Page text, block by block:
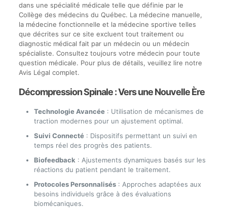
dans une spécialité médicale telle que définie par le
Collège des médecins du Québec. La médecine manuelle,
la médecine fonctionnelle et la médecine sportive telles
que décrites sur ce site excluent tout traitement ou
diagnostic médical fait par un médecin ou un médecin
spécialiste. Consultez toujours votre médecin pour toute
question médicale. Pour plus de détails, veuillez lire notre
Avis Légal complet.
Décompression Spinale : Vers une Nouvelle Ère
Technologie Avancée: Utilisation de mécanismes de
traction modernes pour un ajustement optimal.
Suivi Connecté: Dispositifs permettant un suivi en
temps réel des progrès des patients.
Biofeedback : Ajustements dynamiques basés sur les
réactions du patient pendant le traitement.
Protocoles Personnalisés: Approches adaptées aux
besoins individuels grâce à des évaluations
biomécaniques.